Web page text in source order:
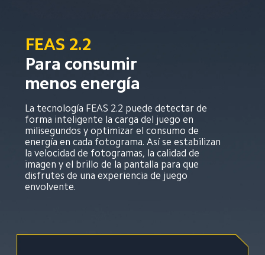
FEAS 2.2
Para consumir
menos energía
La tecnología FEAS 2.2 puede detectar de
forma inteligente la carga del juego en
milisegundos y optimizar el consumo de
energía en cada fotograma. Así se estabilizan
la velocidad de fotogramas, la calidad de
imagen y el brillo de la pantalla para que
disfrutes de una experiencia de juego
envolvente.